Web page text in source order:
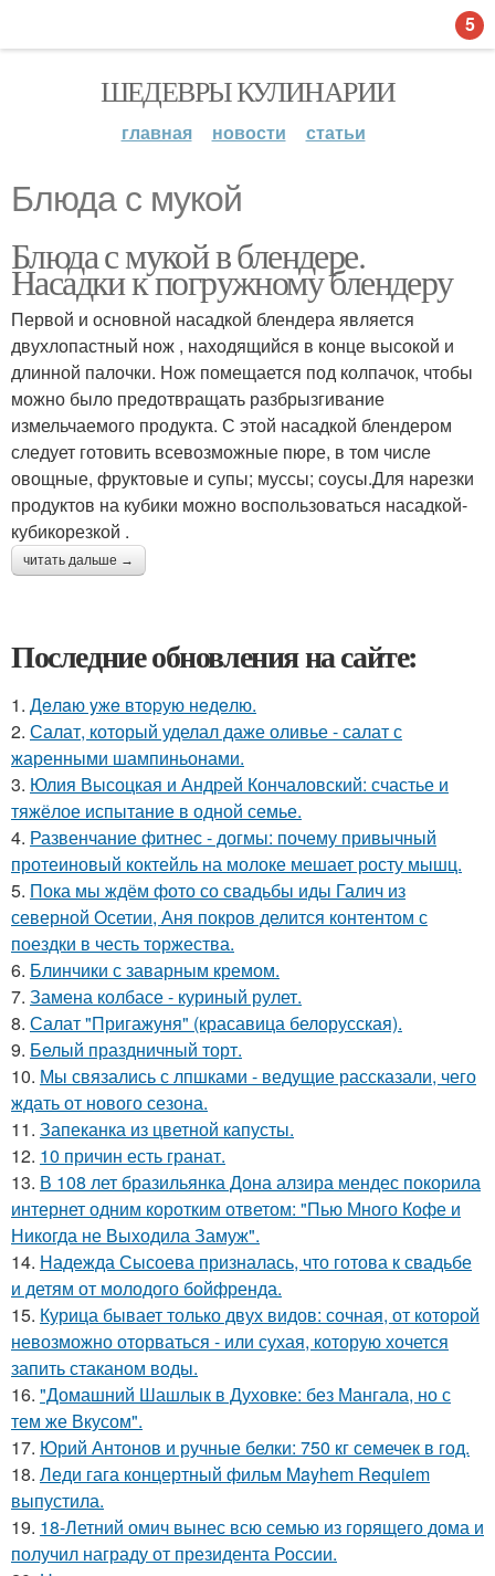
ШЕДЕВРЫ КУЛИНАРИИ
главная новости статьи
Блюда с мукой
Блюда с мукой в блендере.
Насадки к погружному блендеру
Первой и основной насадкой блендера является
двухлопастный нож , находящийся в конце высокой и
длинной палочки. Нож помещается под колпачок, чтобы
можно было предотвращать разбрызгивание
измельчаемого продукта. С этой насадкой блендером
следует готовить всевозможные пюре, в том числе
овощные, фруктовые и супы; муссы; соусы.Для нарезки
продуктов на кубики можно воспользоваться насадкой-
кубикорезкой .
читать дальше →
Последние обновления на сайте:
1. Дeлaю yжe втopую нeдeлю.
2. Салат, который уделал даже оливье - салат с
жаренными шампиньонами.
3. Юлия Высоцкая и Андрей Кончаловский: счастье и
тяжёлое испытание в одной семье.
4. Развенчание фитнес - догмы: почему привычный
протеиновый коктейль на молоке мешает росту мышц.
5. Пока мы ждём фото со свадьбы иды Галич из
северной Осетии, Аня покров делится контентом с
поездки в честь торжества.
6. Блинчики с заварным кремом.
7. Замена колбасе - куриный рулет.
8. Салат "Пригажуня" (красавица белорусская).
9. Белый праздничный торт.
10. Мы связались с лпшками - ведущие рассказали, чего
ждать от нового сезона.
11. Запеканка из цветной капусты.
12. 10 причин есть гранат.
13. В 108 лет бразильянка Дона алзира мендес покорила
интернет одним коротким ответом: "Пью Много Кофе и
Никогда не Выходила Замуж".
14. Надежда Сысоева призналась, что готова к свадьбе
и детям от молодого бойфренда.
15. Курица бывает только двух видов: сочная, от которой
невозможно оторваться - или сухая, которую хочется
запить стаканом воды.
16. "Домашний Шашлык в Духовке: без Мангала, но с
тем же Вкусом".
17. Юрий Антонов и ручные белки: 750 кг семечек в год.
18. Леди гага концертный фильм Mayhem Requiem
выпустила.
19. 18-Летний омич вынес всю семью из горящего дома и
получил награду от президента России.
5